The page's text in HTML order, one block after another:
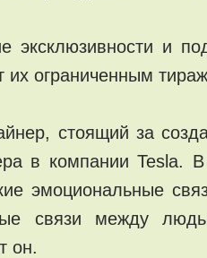
эксклюзивности и
их ограниченным
стоящий за
в компании Tesla.
эмоциональные
связи между
он.